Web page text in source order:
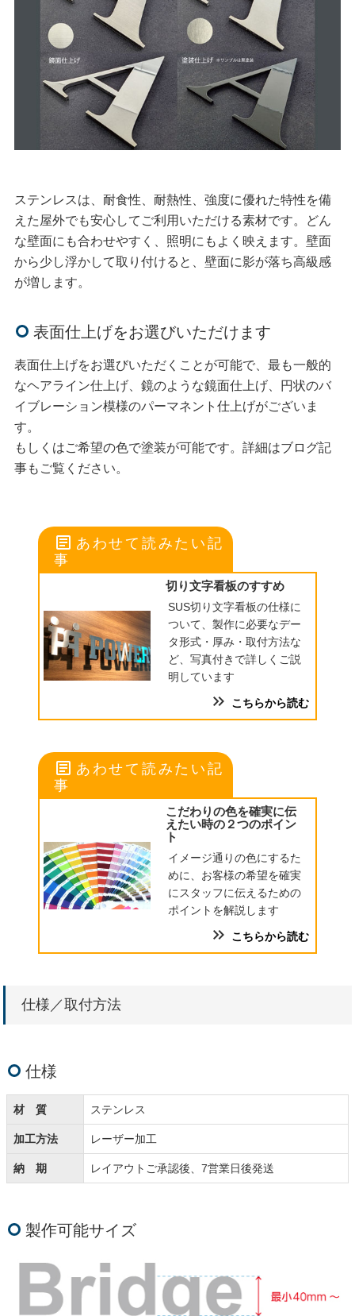
ステンレスは、耐食性、耐熱性、強度に優れた特性を備
えた屋外でも安心してご利用いただける素材です。どん
な壁面にも合わせやすく、照明にもよく映えます。壁面
から少し浮かして取り付けると、壁面に影が落ち高級感
が増します。
表面仕上げをお選びいただけます
表面仕上げをお選びいただくことが可能で、最も一般的
なヘアライン仕上げ、鏡のような鏡面仕上げ、円状のバ
イブレーション模様のパーマネント仕上げがございま
す。
もしくはご希望の色で塗装が可能です。詳細はブログ記
事もご覧ください。
article あわせて読みたい記
事
切り文字看板のすすめ
SUS切り文字看板の仕様に
ついて、製作に必要なデー
タ形式・厚み・取付方法な
ど、写真付きで詳しくご説
明しています
keyboard_double_arrow_right こちらから読む
article あわせて読みたい記
事
こだわりの色を確実に伝
えたい時の２つのポイン
ト
イメージ通りの色にするた
めに、お客様の希望を確実
にスタッフに伝えるための
ポイントを解説します
keyboard_double_arrow_right こちらから読む
仕様／取付方法
仕様
材 質 ステンレス
加工方法 レーザー加工
納 期 レイアウトご承認後、7営業日後発送
製作可能サイズ